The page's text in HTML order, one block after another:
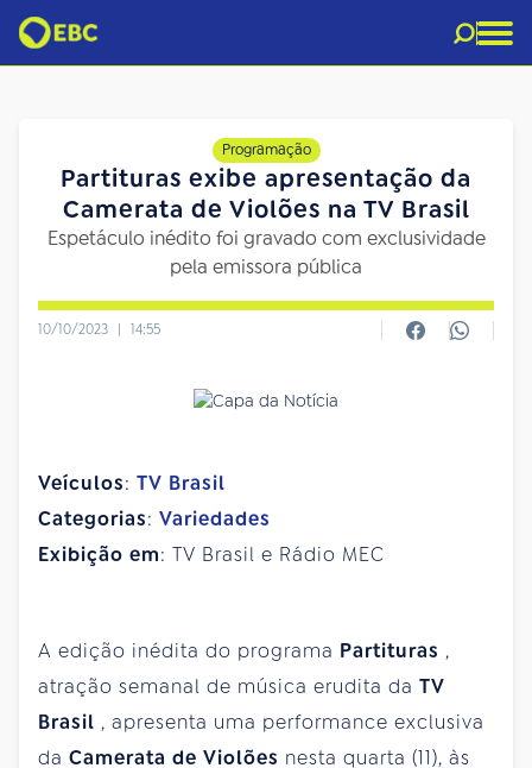
Programação
Partituras exibe apresentação da
Camerata de Violões na TV Brasil
Espetáculo inédito foi gravado com exclusividade
pela emissora pública
10/10/2023 | 14:55
Veículos: TV Brasil
Categorias: Variedades
Exibição em: TV Brasil e Rádio MEC
A edição inédita do programa Partituras ,
atração semanal de música erudita da TV
Brasil , apresenta uma performance exclusiva
da Camerata de Violões nesta quarta (11), às